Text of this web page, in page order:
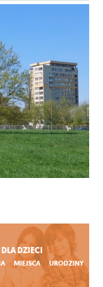
DLA DZIECI
MIEJSCA URODZINY